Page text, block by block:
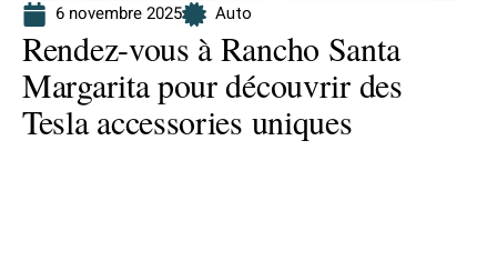
6 novembre 2025 Auto
Rendez-vous à Rancho Santa
Margarita pour découvrir des
Tesla accessories uniques